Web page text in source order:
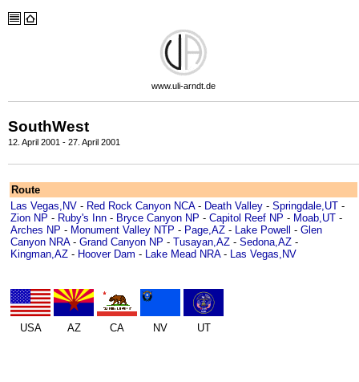
www.uli-arndt.de
SouthWest
12. April 2001 - 27. April 2001
Route
Las Vegas,NV - Red Rock Canyon NCA- Death Valley - Springdale,UT -
Zion NP - Ruby's Inn - Bryce Canyon NP - Capitol Reef NP - Moab,UT -
Arches NP - Monument Valley NTP - Page,AZ - Lake Powell - Glen
Canyon NRA- Grand Canyon NP - Tusayan,AZ - Sedona,AZ -
Kingman,AZ - Hoover Dam - Lake Mead NRA- Las Vegas,NV
USA AZ CA NV UT